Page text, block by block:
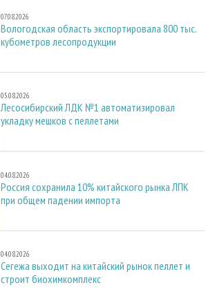
07.08.2026
Вологодская область экспортировала 800 тыс.
кубометров лесопродукции
05.08.2026
Лесосибирский ЛДК №1 автоматизировал
укладку мешков с пеллетами
04.08.2026
Россия сохранила 10% китайского рынка ЛПК
при общем падении импорта
04.08.2026
Сегежа выходит на китайский рынок пеллет и
строит биохимкомплекс